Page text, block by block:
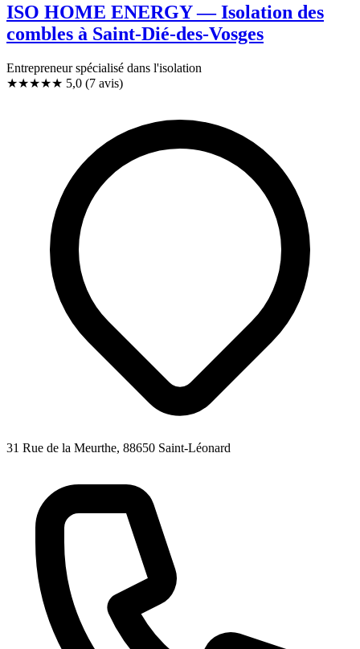
ISO HOME ENERGY — Isolation des
combles à Saint-Dié-des-Vosges
Entrepreneur spécialisé dans l'isolation
★★★★★ 5,0 (7 avis)
31 Rue de la Meurthe, 88650 Saint-Léonard